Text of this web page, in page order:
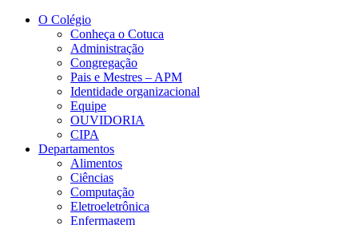
Conteúdo principal
O Colégio
Conheça o Cotuca
Administração
Congregação
Pais e Mestres – APM
Identidade organizacional
Equipe
OUVIDORIA
CIPA
Departamentos
Alimentos
Ciências
Computação
Eletroeletrônica
Enfermagem